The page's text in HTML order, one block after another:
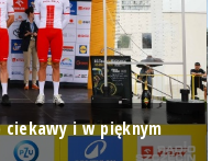
i w pięknym